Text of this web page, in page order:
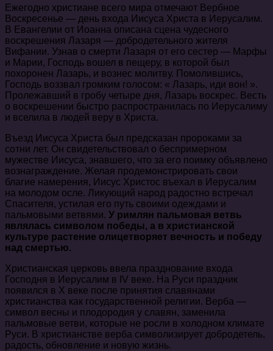
Ежегодно христиане всего мира отмечают Вербное
Воскресенье — день входа Иисуса Христа в Иерусалим.
В Евангелии от Иоанна описана сцена чудесного
воскрешения Лазаря — добродетельного жителя
Вифании. Узнав о смерти Лазаря от его сестер — Марфы
и Марии, Господь вошел в пещеру, в которой был
похоронен Лазарь, и вознес молитву. Помолившись,
Господь воззвал громким голосом: « Лазарь, иди вон! ».
Пролежавший в гробу четыре дня, Лазарь воскрес. Весть
о воскрешении быстро распространилась по Иерусалиму
и вселила в людей веру в Христа.
Въезд Иисуса Христа был предсказан пророками за
сотни лет. Он свидетельствовал о беспримерном
мужестве Иисуса, знавшего, что за его поимку объявлено
вознаграждение. Желая продемонстрировать свои
благие намерения, Иисус Христос въехал в Иерусалим
на молодом осле. Ликующий народ радостно встречал
Спасителя, устилая его путь своими одеждами и
пальмовыми ветвями. У римлян пальмовая ветвь
являлась символом победы, а в христианской
культуре растение олицетворяет вечность и победу
над смертью.
Христианская церковь ввела празднование входа
Господня в Иерусалим в IV веке. На Руси праздник
появился в X веке после принятия славянами
христианства как государственной религии. Верба —
символ весны и плодородия у славян, заменила
пальмовые ветви, которые не росли в холодном климате
Руси. В христианстве верба символизирует добродетель,
радость, обновление и новую жизнь.